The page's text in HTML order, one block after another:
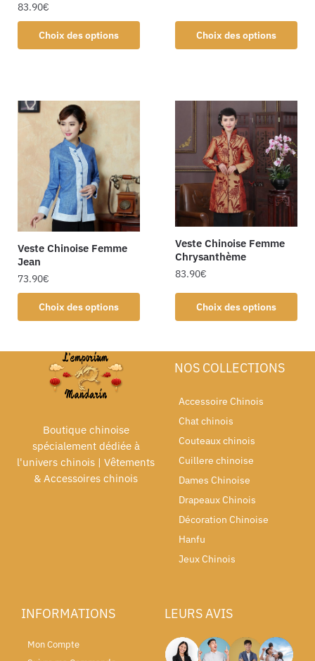
83.90€
Choix des options Choix des options
Veste Chinoise Femme
Jean
73.90€
Choix des options
Veste Chinoise Femme
Chrysanthème
83.90€
Choix des options
Boutique chinoise
spécialement dédiée à
l'univers chinois | Vêtements
& Accessoires chinois
NOS COLLECTIONS
Accessoire Chinois
Chat chinois
Couteaux chinois
Cuillere chinoise
Dames Chinoise
Drapeaux Chinois
Décoration Chinoise
Hanfu
Jeux Chinois
INFORMATIONS
Mon Compte
LEURS AVIS